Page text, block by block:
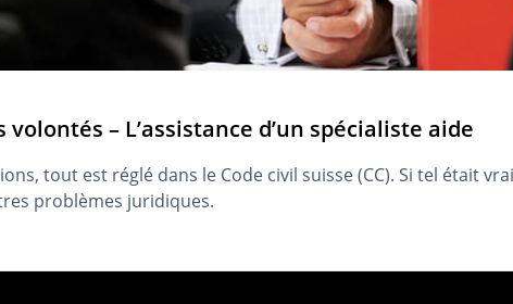
– L’assistance d’un spécialiste aide
tout est réglé dans le Code civil suisse (CC). Si tel était
problèmes juridiques.